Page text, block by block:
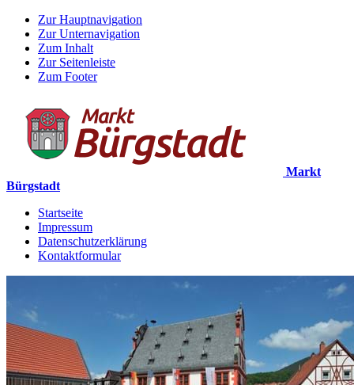
Zur Hauptnavigation
Zur Unternavigation
Zum Inhalt
Zur Seitenleiste
Zum Footer
Markt
Bürgstadt
Startseite
Impressum
Datenschutzerklärung
Kontaktformular